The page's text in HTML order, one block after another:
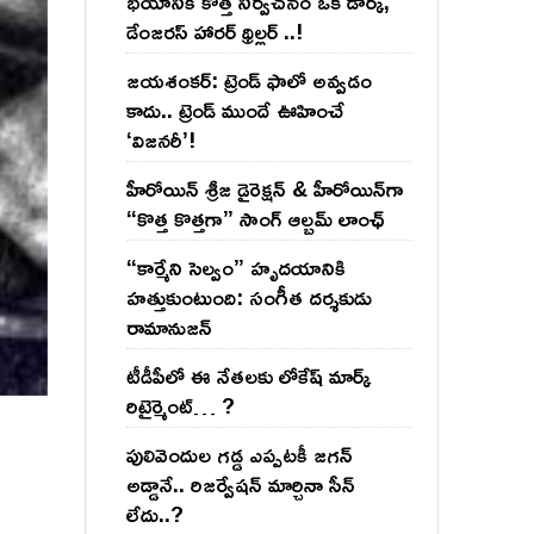
డేంజరస్ హారర్ థ్రిల్లర్ ..!
జయశంకర్: ట్రెండ్‌ ఫాలో అవ్వడం
కాదు.. ట్రెండ్‌ ముందే ఊహించే
‘విజనరీ’!
హీరోయిన్ శ్రీజ డైరెక్ష‌న్ & హీరోయిన్‌గా
“కొత్త కొత్తగా” సాంగ్ ఆల్బమ్ లాంఛ్
“కార్మేని సెల్వం” హృదయానికి
హత్తుకుంటుంది: సంగీత దర్శకుడు
రామానుజన్
టీడీపీలో ఈ నేత‌ల‌కు లోకేష్ మార్క్
రిటైర్మెంట్‌… ?
పులివెందుల గ‌డ్డ ఎప్ప‌ట‌కీ జ‌గ‌న్
అడ్డానే.. రిజ‌ర్వేష‌న్ మార్చినా సీన్
లేదు..?